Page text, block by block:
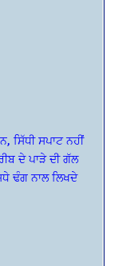
ਸਿੱਧੀ ਸਪਾਟ ਨਹੀਂ
ਦੇ ਪਾੜੇ ਦੀ ਗੱਲ
ਢੰਗ ਨਾਲ ਲਿਖਦੇ